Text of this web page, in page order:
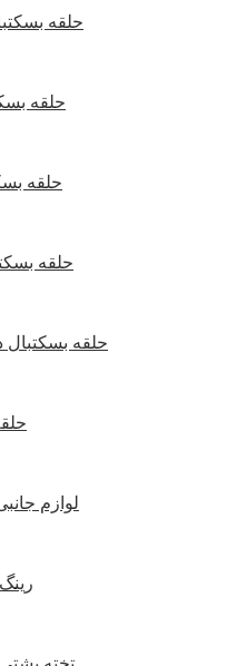
حلقه
حلقه
حلقه
حلقه
حلقه
لوازم